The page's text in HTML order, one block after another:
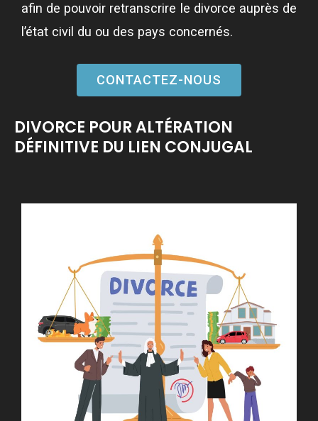
afin de pouvoir retranscrire le divorce auprès de
l’état civil du ou des pays concernés.
CONTACTEZ-NOUS
DIVORCE POUR ALTÉRATION
DÉFINITIVE DU LIEN CONJUGAL